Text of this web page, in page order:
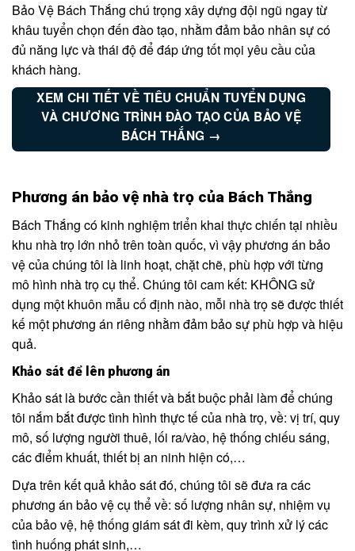
Bảo Vệ Bách Thắng chú trọng xây dựng đội ngũ ngay từ
khâu tuyển chọn đến đào tạo, nhằm đảm bảo nhân sự có
đủ năng lực và thái độ để đáp ứng tốt mọi yêu cầu của
khách hàng.
XEM CHI TIẾT VỀ TIÊU CHUẨN TUYỂN DỤNG
VÀ CHƯƠNG TRÌNH ĐÀO TẠO CỦA BẢO VỆ
BÁCH THẮNG →
Phương án bảo vệ nhà trọ của Bách Thắng
Bách Thắng có kinh nghiệm triển khai thực chiến tại nhiều
khu nhà trọ lớn nhỏ trên toàn quốc, vì vậy phương án bảo
vệ của chúng tôi là linh hoạt, chặt chẽ, phù hợp với từng
mô hình nhà trọ cụ thể. Chúng tôi cam kết: KHÔNG sử
dụng một khuôn mẫu cố định nào, mỗi nhà trọ sẽ được thiết
kế một phương án riêng nhằm đảm bảo sự phù hợp và hiệu
quả.
Khảo sát để lên phương án
Khảo sát là bước cần thiết và bắt buộc phải làm để chúng
tôi nắm bắt được tình hình thực tế của nhà trọ, về: vị trí, quy
mô, số lượng người thuê, lối ra/vào, hệ thống chiếu sáng,
các điểm khuất, thiết bị an ninh hiện có,…
Dựa trên kết quả khảo sát đó, chúng tôi sẽ đưa ra các
phương án bảo vệ cụ thể về: số lượng nhân sự, nhiệm vụ
của bảo vệ, hệ thống giám sát đi kèm, quy trình xử lý các
tình huống phát sinh,…